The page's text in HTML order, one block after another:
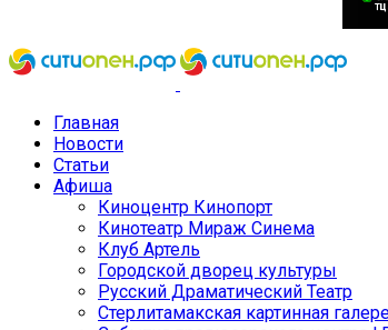
Главная
Новости
Статьи
Афиша
Киноцентр Кинопорт
Кинотеатр Мираж Синема
Клуб Артель
Городской дворец культуры
Русский Драматический Театр
Стерлитамакская картинная